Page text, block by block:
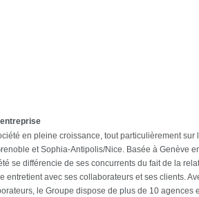
en pleine croissance, tout particulièrement sur
et Sophia-Antipolis/Nice. Basée à Genève
se différencie de ses concurrents du fait de la
entretient avec ses collaborateurs et ses clients.
le Groupe dispose de plus de 10 agences